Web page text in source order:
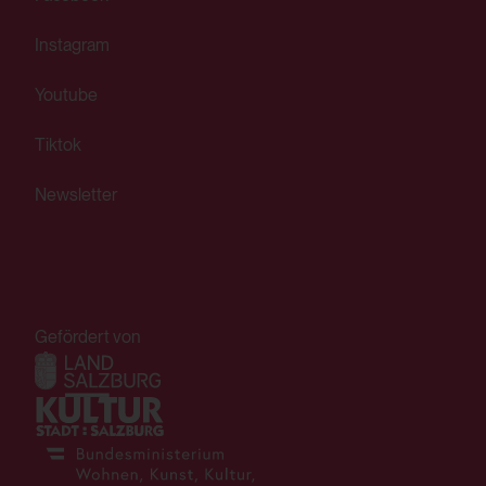
yt-player-bandwidth
Verwendungszweck:
integrierten YouTube-Videos
HTML Session Storage:
yt-remote-session-app
Verwendungszweck:
Speichert die Benutzereinstellungen beim
Instagram
Youtube
Tiktok
Newsletter
Gefördert von